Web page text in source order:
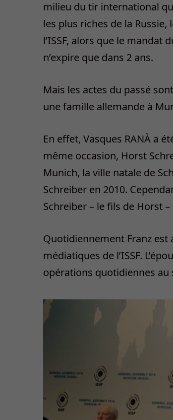
milieu du tir international
les plus riches de la
l’ISSF, alors que le mandat
n’expire que dans 2 ans.
Mais les actes du passé
une famille allemande à
En effet, Vasques RANÀ a
même occasion, Horst
Munich, la ville natale de
Schreiber en 2010.
Schreiber – le fils de Horst
Quotidiennement Franz
médiatiques de l’ISSF.
opérations quotidiennes au